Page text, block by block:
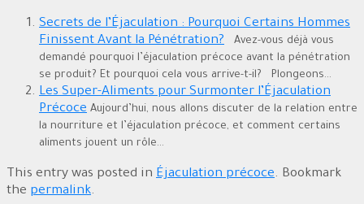
Secrets de l’Éjaculation : Pourquoi Certains Hommes
Finissent Avant la Pénétration?
Avez-vous déjà vous
demandé pourquoi l’éjaculation précoce avant la pénétration
se produit? Et pourquoi cela vous arrive-t-il? Plongeons...
Les Super-Aliments pour Surmonter l’Éjaculation
Précoce Aujourd’hui, nous allons discuter de la relation entre
la nourriture et l’éjaculation précoce, et comment certains
aliments jouent un rôle...
This entry was posted in Éjaculation précoce. Bookmark
the permalink.